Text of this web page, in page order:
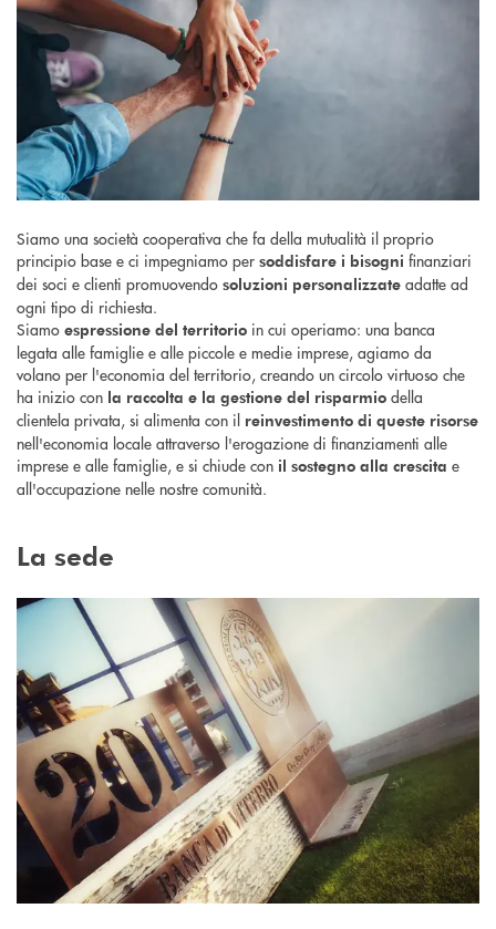
Siamo una società cooperativa che fa della mutualità il proprio
principio base e ci impegniamo per soddisfare i bisogni finanziari
dei soci e clienti promuovendo soluzioni personalizzate adatte ad
ogni tipo di richiesta.
Siamo espressione del territorio in cui operiamo: una banca
legata alle famiglie e alle piccole e medie imprese, agiamo da
volano per l'economia del territorio, creando un circolo virtuoso che
ha inizio con la raccolta e la gestione del risparmio della
clientela privata, si alimenta con il reinvestimento di queste risorse
nell'economia locale attraverso l'erogazione di finanziamenti alle
imprese e alle famiglie, e si chiude con il sostegno alla crescita e
all'occupazione nelle nostre comunità.
La sede